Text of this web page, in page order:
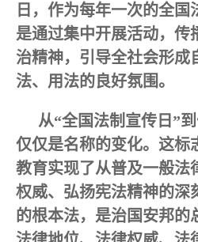
日，作为每年一次的全国
是通过集中开展活动，传
治精神，引导全社会形成
法、用法的良好氛围。
从“全国法制宣传日”
仅仅是名称的变化。这标
教育实现了从普及一般法
权威、弘扬宪法精神的深
的根本法，是治国安邦的